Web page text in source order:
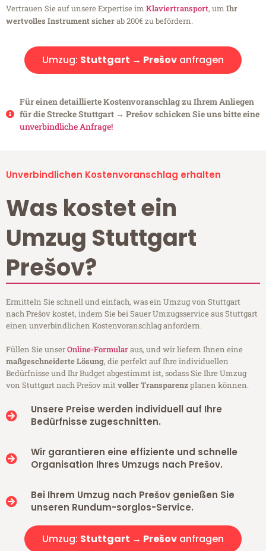
Vertrauen Sie auf unsere Expertise im Klaviertransport, um Ihr
wertvolles Instrument sicherab 200€ zu befördern.
Umzug: Stuttgart → Prešov anfragen
Für einen detaillierte Kostenvoranschlag zu Ihrem Anliegen
für die Strecke Stuttgart → Prešov schicken Sie uns bitte eine
unverbindliche Anfrage!
Unverbindlichen Kostenvoranschlag erhalten
Was kostet ein
Umzug Stuttgart
Prešov?
Ermitteln Sie schnell und einfach, was ein Umzug von Stuttgart
nach Prešov kostet, indem Sie bei Sauer Umzugsservice aus Stuttgart
einen unverbindlichen Kostenvoranschlag anfordern.
Füllen Sie unserOnline-Formularaus, und wir liefern Ihnen eine
maßgeschneiderte Lösung, die perfekt auf Ihre individuellen
Bedürfnisse und Ihr Budget abgestimmt ist, sodass Sie Ihre Umzug
von Stuttgart nach Prešov mitvoller Transparenzplanen können.
Unsere Preise werden individuell auf Ihre
Bedürfnisse zugeschnitten.
Wir garantieren eine effiziente und schnelle
Organisation Ihres Umzugs nach Prešov.
Bei Ihrem Umzug nach Prešov genießen Sie
unseren Rundum-sorglos-Service.
Umzug: Stuttgart → Prešov anfragen